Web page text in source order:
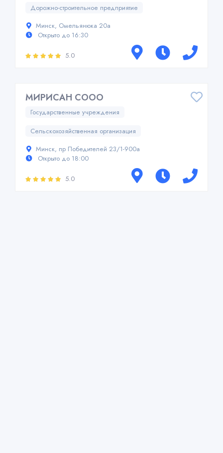
Дорожно-строительное предприятие
Минск, Омельянюка 20а
Открыто до 16:30
5.0
МИРИСАН СООО
Государственные учреждения
Сельскохозяйственная организация
Минск, пр Победителей 23/1-900а
Открыто до 18:00
5.0